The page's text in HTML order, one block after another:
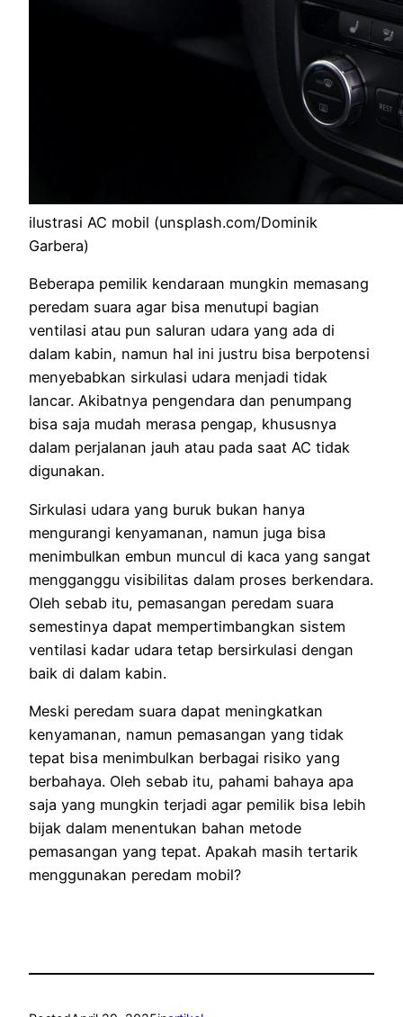
ilustrasi AC mobil (unsplash.com/Dominik
Garbera)
Beberapa pemilik kendaraan mungkin memasang
peredam suara agar bisa menutupi bagian
ventilasi atau pun saluran udara yang ada di
dalam kabin, namun hal ini justru bisa berpotensi
menyebabkan sirkulasi udara menjadi tidak
lancar. Akibatnya pengendara dan penumpang
bisa saja mudah merasa pengap, khususnya
dalam perjalanan jauh atau pada saat AC tidak
digunakan.
Sirkulasi udara yang buruk bukan hanya
mengurangi kenyamanan, namun juga bisa
menimbulkan embun muncul di kaca yang sangat
mengganggu visibilitas dalam proses berkendara.
Oleh sebab itu, pemasangan peredam suara
semestinya dapat mempertimbangkan sistem
ventilasi kadar udara tetap bersirkulasi dengan
baik di dalam kabin.
Meski peredam suara dapat meningkatkan
kenyamanan, namun pemasangan yang tidak
tepat bisa menimbulkan berbagai risiko yang
berbahaya. Oleh sebab itu, pahami bahaya apa
saja yang mungkin terjadi agar pemilik bisa lebih
bijak dalam menentukan bahan metode
pemasangan yang tepat. Apakah masih tertarik
menggunakan peredam mobil?